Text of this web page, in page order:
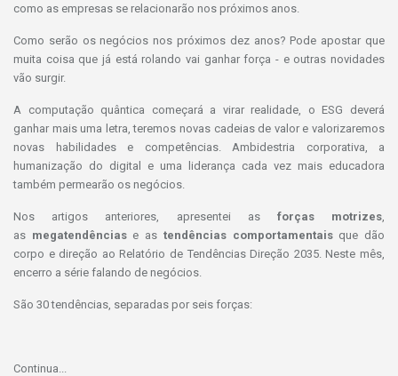
como as empresas se relacionarão nos próximos anos.
Como serão os negócios nos próximos dez anos? Pode apostar que
muita coisa que já está rolando vai ganhar força - e outras novidades
vão surgir.
A computação quântica começará a virar realidade, o ESG deverá
ganhar mais uma letra, teremos novas cadeias de valor e valorizaremos
novas habilidades e competências. Ambidestria corporativa, a
humanização do digital e uma liderança cada vez mais educadora
também permearão os negócios.
Nos artigos anteriores, apresentei as forças motrizes
as megatendênciase as tendências comportamentaisque dão
corpo e direção ao Relatório de Tendências Direção 2035. Neste mês,
encerro a série falando de negócios.
São 30 tendências, separadas por seis forças:
Continua...